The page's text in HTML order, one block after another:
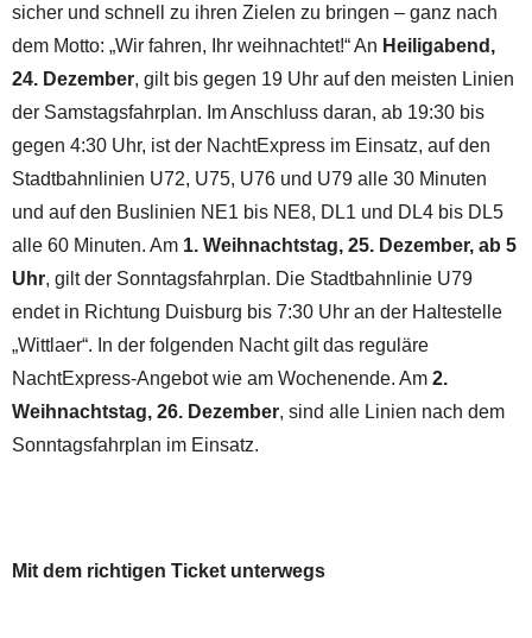
sicher und schnell zu ihren Zielen zu bringen – ganz nach
dem Motto: „Wir fahren, Ihr weihnachtet!“ An Heiligabend,
24. Dezember, gilt bis gegen 19 Uhr auf den meisten Linien
der Samstagsfahrplan. Im Anschluss daran, ab 19:30 bis
gegen 4:30 Uhr, ist der NachtExpress im Einsatz, auf den
Stadtbahnlinien U72, U75, U76 und U79 alle 30 Minuten
und auf den Buslinien NE1 bis NE8, DL1 und DL4 bis DL5
alle 60 Minuten. Am 1. Weihnachtstag, 25. Dezember, ab 5
Uhr, gilt der Sonntagsfahrplan. Die Stadtbahnlinie U79
endet in Richtung Duisburg bis 7:30 Uhr an der Haltestelle
„Wittlaer“. In der folgenden Nacht gilt das reguläre
NachtExpress-Angebot wie am Wochenende. Am 2.
Weihnachtstag, 26. Dezember, sind alle Linien nach dem
Sonntagsfahrplan im Einsatz.
Mit dem richtigen Ticket unterwegs